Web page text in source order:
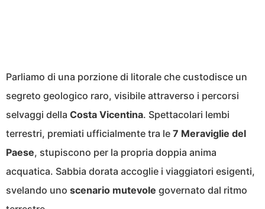
Parliamo di una porzione di litorale che custodisce un
segreto geologico raro, visibile attraverso i percorsi
selvaggi della Costa Vicentina. Spettacolari lembi
terrestri, premiati ufficialmente tra le 7 Meraviglie del
Paese, stupiscono per la propria doppia anima
acquatica. Sabbia dorata accoglie i viaggiatori esigenti,
svelando uno scenario mutevole governato dal ritmo